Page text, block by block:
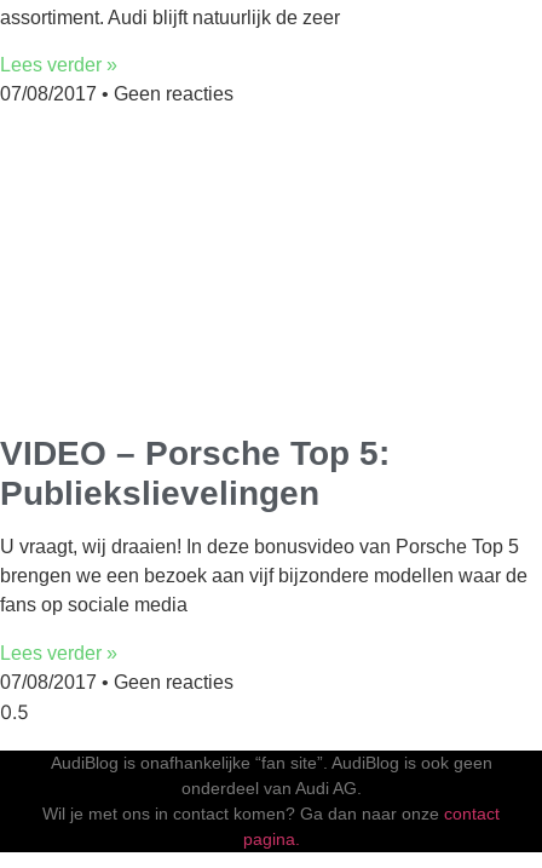
assortiment. Audi blijft natuurlijk de zeer
Lees verder »
07/08/2017
Geen reacties
VIDEO – Porsche Top 5:
Publiekslievelingen
U vraagt, wij draaien! In deze bonusvideo van Porsche Top 5
brengen we een bezoek aan vijf bijzondere modellen waar de
fans op sociale media
Lees verder »
07/08/2017
Geen reacties
AudiBlog is onafhankelijke “fan site”. AudiBlog is ook geen
onderdeel van Audi AG.
Wil je met ons in contact komen? Ga dan naar onze contact
pagina.